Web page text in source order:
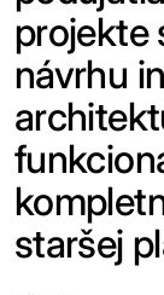
projekte
návrhu
staršej